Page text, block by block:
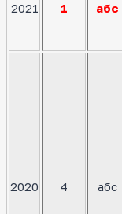
2021 1 абс
2020 4 абс